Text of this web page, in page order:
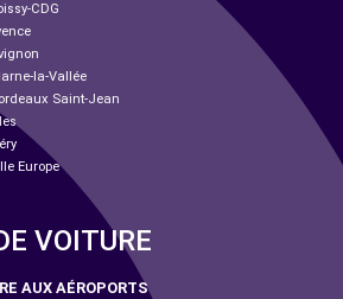
CDG
la-Vallée
Saint-Jean
Europe
VOITURE
AUX AÉROPORTS